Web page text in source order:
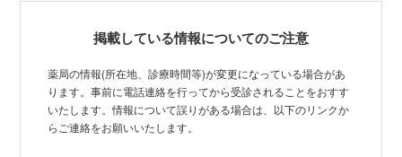
掲載している情報についてのご注意
薬局の情報(所在地、診療時間等)が変更になっている場合があ
ります。事前に電話連絡を行ってから受診されることをおすす
いたします。情報について誤りがある場合は、以下のリンクか
らご連絡をお願いいたします。